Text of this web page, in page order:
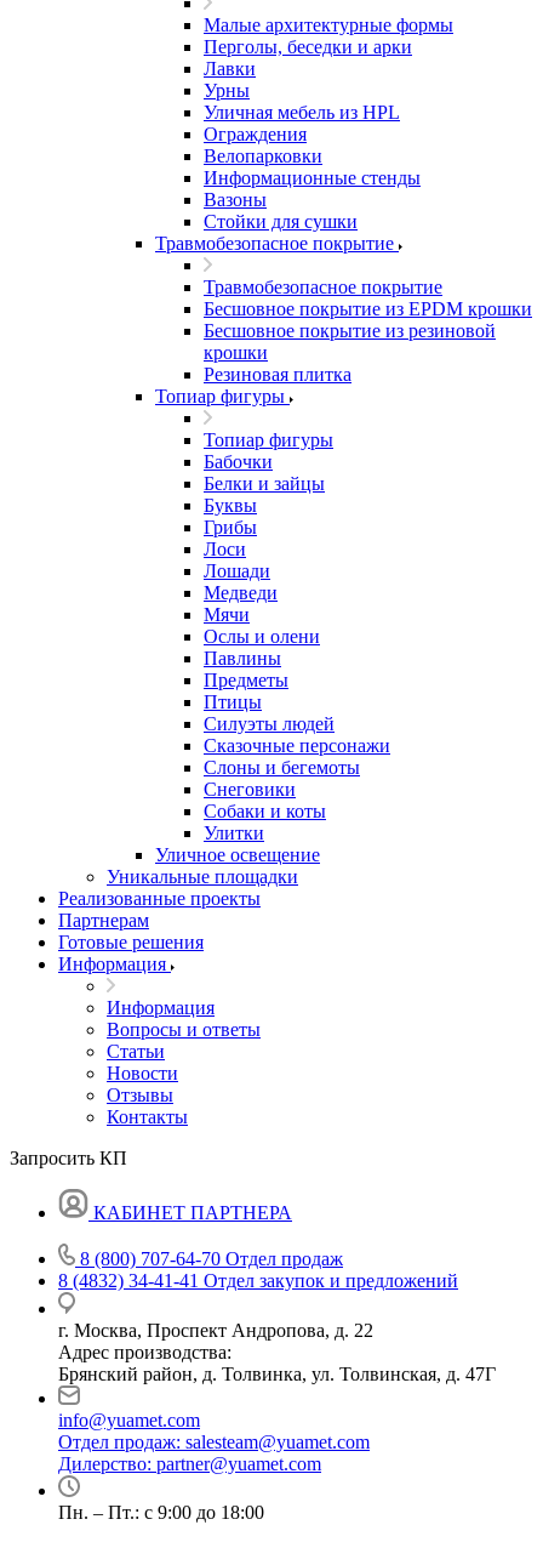
Малые архитектурные формы
Перголы, беседки и арки
Лавки
Урны
Уличная мебель из HPL
Ограждения
Велопарковки
Информационные стенды
Вазоны
Стойки для сушки
Травмобезопасное покрытие
Травмобезопасное покрытие
Бесшовное покрытие из EPDM крошки
Бесшовное покрытие из резиновой
крошки
Резиновая плитка
Топиар фигуры
Топиар фигуры
Бабочки
Белки и зайцы
Буквы
Грибы
Лоси
Лошади
Медведи
Мячи
Ослы и олени
Павлины
Предметы
Птицы
Силуэты людей
Сказочные персонажи
Слоны и бегемоты
Снеговики
Собаки и коты
Улитки
Уличное освещение
Уникальные площадки
Реализованные проекты
Партнерам
Готовые решения
Информация
Информация
Вопросы и ответы
Статьи
Новости
Отзывы
Контакты
Запросить КП
КАБИНЕТ ПАРТНЕРА
8 (800) 707-64-70 Отдел продаж
8 (4832) 34-41-41 Отдел закупок и предложений
г. Москва, Проспект Андропова, д. 22
Адрес производства:
Брянский район, д. Толвинка, ул. Толвинская, д. 47Г
info@yuamet.com
Отдел продаж: salesteam@yuamet.com
Дилерство: partner@yuamet.com
Пн. – Пт.: с 9:00 до 18:00